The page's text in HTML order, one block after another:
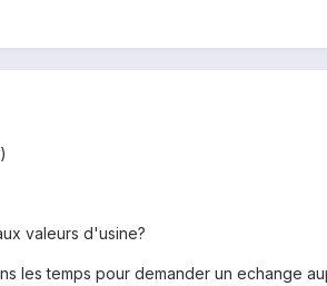
valeurs d'usine?
les temps pour demander un echange